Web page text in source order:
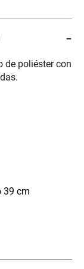
de poliéster con
39 cm
Memory + Gel
Puerta 23 x 23 x
Sensación Plumas
Plegable